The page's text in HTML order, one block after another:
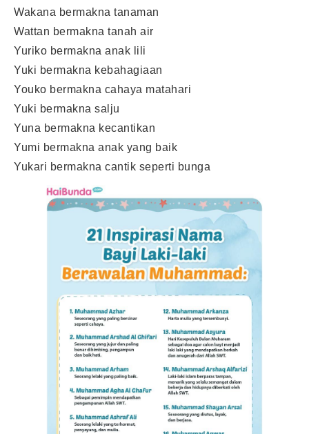
Wakana bermakna tanaman
Wattan bermakna tanah air
Yuriko bermakna anak lili
Yuki bermakna kebahagiaan
Youko bermakna cahaya matahari
Yuki bermakna salju
Yuna bermakna kecantikan
Yumi bermakna anak yang baik
Yukari bermakna cantik seperti bunga